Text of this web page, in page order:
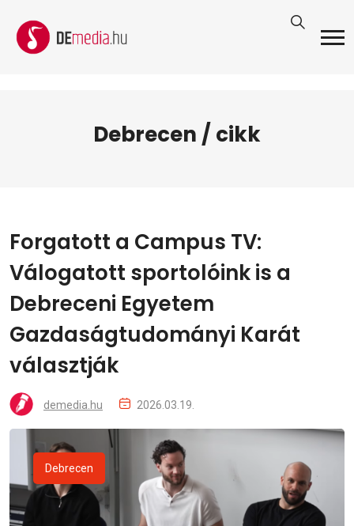
Debrecen / cikk
Forgatott a Campus TV:
Válogatott sportolóink is a
Debreceni Egyetem
Gazdaságtudományi Karát
választják
demedia.hu 2026.03.19.
Debrecen